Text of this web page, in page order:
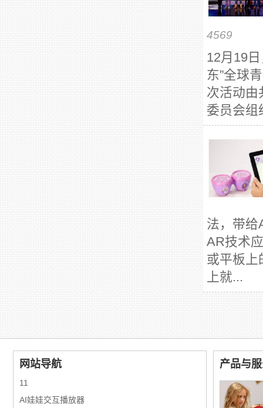
4569
12月19
东”全球
次活动由
委员会组
法，带给
AR技术
或平板上
上就...
网站导航
11
AI娃娃交互播放器
产品与